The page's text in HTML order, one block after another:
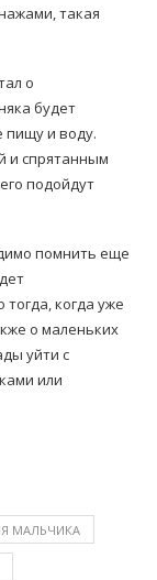
такая
о
будет
пищу и воду.
и спрятанным
подойдут
помнить еще
когда уже
о маленьких
уйти с
или
МАЛЬЧИКА